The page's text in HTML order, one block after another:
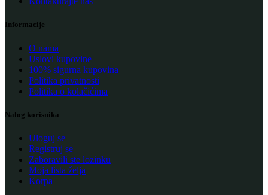
Informacije
O nama
Uslovi kupovine
100% sigurna kupovina
Politika privatnosti
Politika o kolačićima
Nalog korisnika
Uloguj se
Registruj se
Zaboravili ste lozinku
Moja lista želja
Korpa